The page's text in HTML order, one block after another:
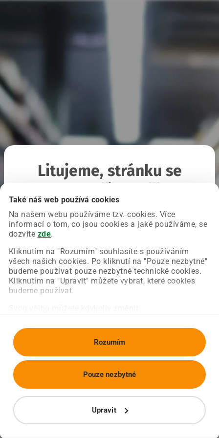
Také náš web používá cookies
Na našem webu používáme tzv. cookies. Více
informací o tom, co jsou cookies a jaké používáme, se
dozvíte zde.
Kliknutím na "Rozumím" souhlasíte s používáním
všech našich cookies. Po kliknutí na "Pouze nezbytné"
budeme používat pouze nezbytné technické cookies.
Kliknutím na "Upravit" můžete vybrat, které cookies
budeme používat.
Rozumím
Upravit
Pouze nezbytné
Litujeme, stránku se
Chyba nastala na naší straně a už ji opravujeme.
Zkuste prosím znovu načíst požadovanou stránku.
Obnovit stránku Úvodní strana